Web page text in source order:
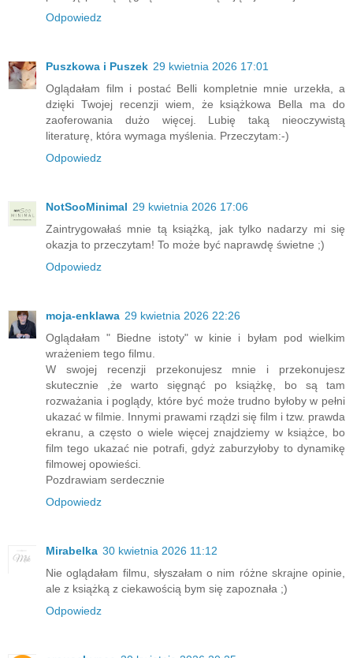
Odpowiedz
Puszkowa i Puszek 29 kwietnia 2026 17:01
Oglądałam film i postać Belli kompletnie mnie urzekła, a
dzięki Twojej recenzji wiem, że książkowa Bella ma do
zaoferowania dużo więcej. Lubię taką nieoczywistą
literaturę, która wymaga myślenia. Przeczytam:-)
Odpowiedz
NotSooMinimal 29 kwietnia 2026 17:06
Zaintrygowałaś mnie tą książką, jak tylko nadarzy mi się
okazja to przeczytam! To może być naprawdę świetne ;)
Odpowiedz
moja-enklawa 29 kwietnia 2026 22:26
Oglądałam " Biedne istoty" w kinie i byłam pod wielkim
wrażeniem tego filmu.
W swojej recenzji przekonujesz mnie i przekonujesz
skutecznie ,że warto sięgnąć po książkę, bo są tam
rozważania i poglądy, które być może trudno byłoby w pełni
ukazać w filmie. Innymi prawami rządzi się film i tzw. prawda
ekranu, a często o wiele więcej znajdziemy w książce, bo
film tego ukazać nie potrafi, gdyż zaburzyłoby to dynamikę
filmowej opowieści.
Pozdrawiam serdecznie
Odpowiedz
Mirabelka 30 kwietnia 2026 11:12
Nie oglądałam filmu, słyszałam o nim różne skrajne opinie,
ale z książką z ciekawością bym się zapoznała ;)
Odpowiedz